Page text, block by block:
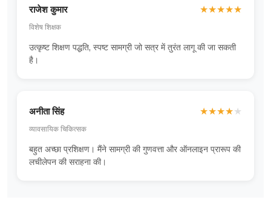
राजेश कुमार
विशेष शिक्षक
★★★★★
उत्कृष्ट शिक्षण पद्धति, स्पष्ट सामग्री जो सत्र में तुरंत लागू की जा सकती
है।
अनीता सिंह
व्यावसायिक चिकित्सक
★★★★★
बहुत अच्छा प्रशिक्षण। मैंने सामग्री की गुणवत्ता और ऑनलाइन प्रारूप की
लचीलेपन की सराहना की।